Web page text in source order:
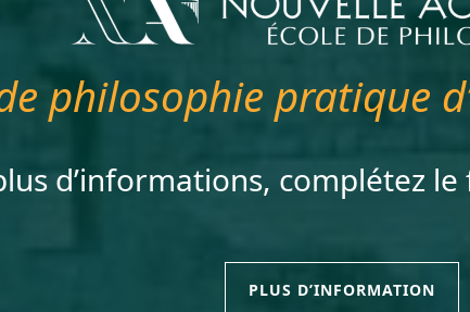
philosophie pratique
d’informations, complétez
PLUS D’INFORMATION